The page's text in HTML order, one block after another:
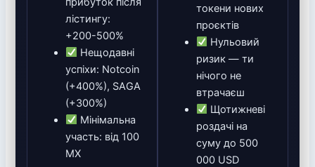
лістингу:
+200-500%
Нещодавні
успіхи: Notcoin
(+400%), SAGA
(+300%)
Мінімальна
участь: від 100
MX
токени нових
проєктів
Нульовий
ризик — ти
нічого не
втрачаєш
Щотижневі
роздачі на
суму до 500
000 USD